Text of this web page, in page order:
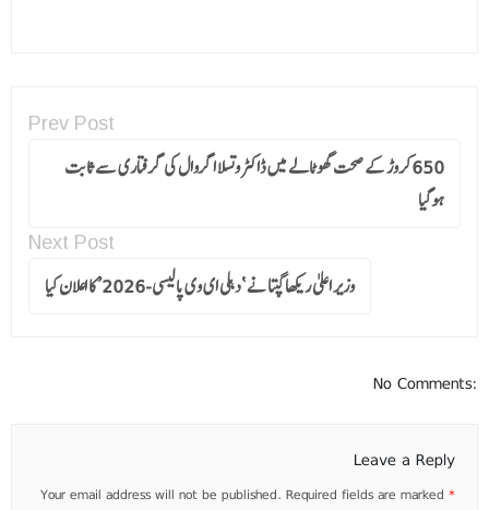
Prev Post
650کروڑ کے صحت گھوٹالے میں ڈاکٹر وتسلا اگروال کی گرفتاری سے ثابت
ہوگیا
Next Post
وزیر اعلیٰ ریکھا گپتا نے ‘دہلی ای وی پالیسی-2026’ کا اعلان کیا
No Comments:
Leave a Reply
Your email address will not be published. Required fields are marked *